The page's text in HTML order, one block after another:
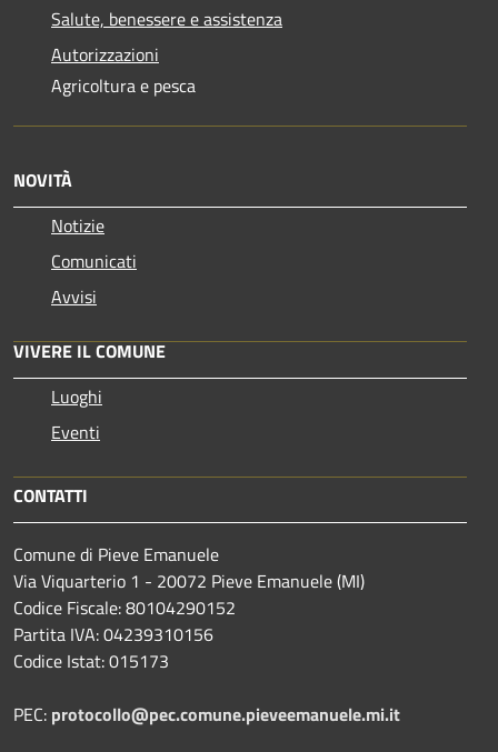
Salute, benessere e assistenza
Autorizzazioni
Agricoltura e pesca
NOVITÀ
Notizie
Comunicati
Avvisi
VIVERE IL COMUNE
Luoghi
Eventi
CONTATTI
Comune di Pieve Emanuele
Via Viquarterio 1 - 20072 Pieve Emanuele (MI)
Codice Fiscale: 80104290152
Partita IVA: 04239310156
Codice Istat: 015173
PEC: protocollo@pec.comune.pieveemanuele.mi.it